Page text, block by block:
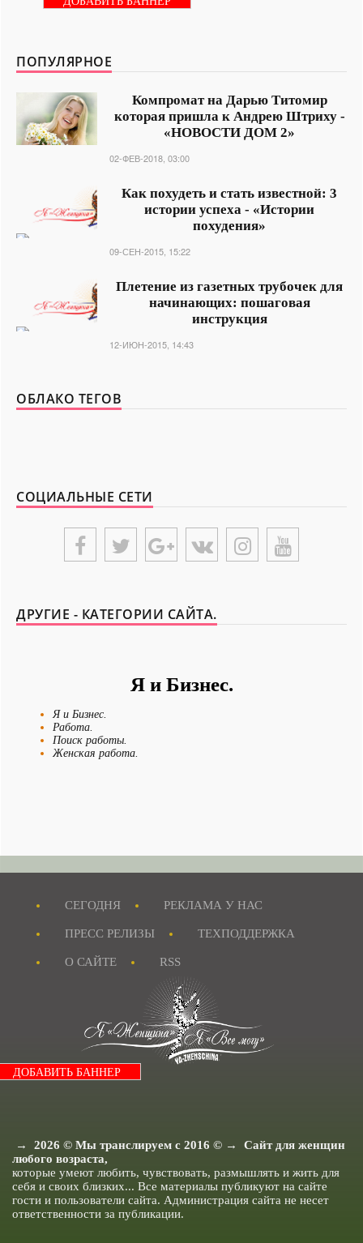
ПОПУЛЯРНОЕ
Компромат на Дарью Титомир
которая пришла к Андрею Штриху -
«НОВОСТИ ДОМ 2»
02-ФЕВ-2018, 03:00
Как похудеть и стать известной: 3
истории успеха - «Истории
похудения»
09-СЕН-2015, 15:22
Плетение из газетных трубочек для
начинающих: пошаговая
инструкция
12-ИЮН-2015, 14:43
ОБЛАКО ТЕГОВ
СОЦИАЛЬНЫЕ СЕТИ
ДРУГИЕ - КАТЕГОРИИ САЙТА.
Я и Бизнес.
Я и Бизнес.
Работа.
Поиск работы.
Женская работа.
Я и Домашние Питомцы.
Я и Бизнес.
Рецепты для детей.
Анекдоты все.
Я и Мода.
Досуг и хобби..
Я и Ищу ответа.
Я и Секс.
Я и Кухня.
Я Женщина - Разное.
СЕГОДНЯ РЕКЛАМА У НАС
ПРЕСС РЕЛИЗЫ ТЕХПОДДЕРЖКА
О САЙТЕ RSS
ДОБАВИТЬ БАННЕР
→ 2026 © Мы транслируем с 2016 © → Сайт для женщин
любого возраста,
которые умеют любить, чувствовать, размышлять и жить для
себя и своих близких... Все материалы публикуют на сайте
гости и пользователи сайта. Администрация сайта не несет
ответственности за публикации.